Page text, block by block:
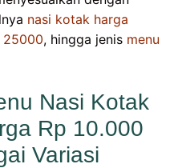
nasi kotak harga
25000, hingga jenis menu
Nasi Kotak
Rp 10.000
Variasi